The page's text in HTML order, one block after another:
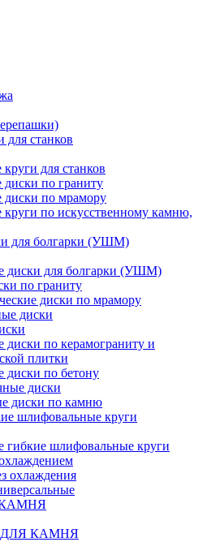
для станков
для станков
диски по граниту
диски по мрамору
круги по искусственному камню,
для болгарки (УШМ)
диски для болгарки (УШМ)
по граниту
диски по мрамору
диски
диски по керамограниту и
плитки
диски по бетону
диски
диски по камню
шлифовальные круги
гибкие шлифовальные круги
охлаждения
КАМНЯ